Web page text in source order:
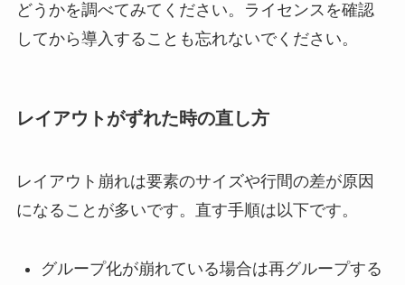
どうかを調べてみてください。ライセンスを確認
してから導入することも忘れないでください。
レイアウトがずれた時の直し方
レイアウト崩れは要素のサイズや行間の差が原因
になることが多いです。直す手順は以下です。
グループ化が崩れている場合は再グループする